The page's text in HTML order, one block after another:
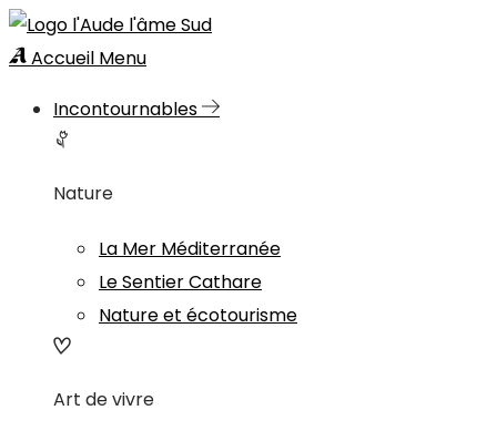
Accueil Menu
Incontournables
Nature
La Mer Méditerranée
Le Sentier Cathare
Nature et écotourisme
Art de vivre